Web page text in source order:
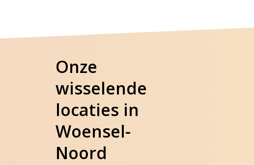
Onze
wisselende
locaties in
Woensel-
Noord